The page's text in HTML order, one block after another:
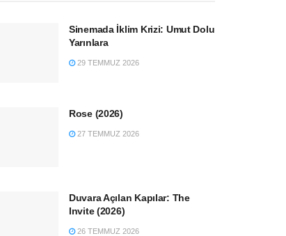
Sinemada İklim Krizi: Umut Dolu
Yarınlara
29 TEMMUZ 2026
Rose (2026)
27 TEMMUZ 2026
Duvara Açılan Kapılar: The
Invite (2026)
26 TEMMUZ 2026